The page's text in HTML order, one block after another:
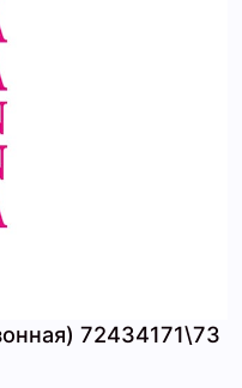
72434171\73